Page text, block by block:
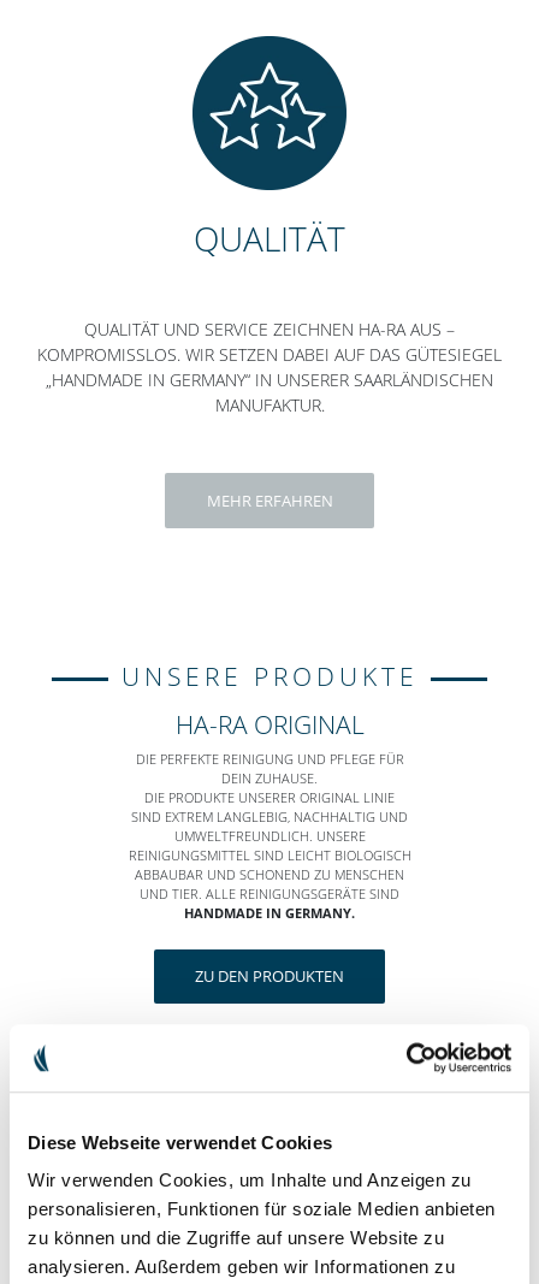
Diese Webseite verwendet Cookies
Wir verwenden Cookies, um Inhalte und Anzeigen zu
personalisieren, Funktionen für soziale Medien anbieten
zu können und die Zugriffe auf unsere Website zu
analysieren. Außerdem geben wir Informationen zu
QUALITÄT
QUALITÄT UND SERVICE ZEICHNEN HA-RA AUS –
KOMPROMISSLOS. WIR SETZEN DABEI AUF DAS GÜTESIEGEL
„HANDMADE IN GERMANY“ IN UNSERER SAARLÄNDISCHEN
MANUFAKTUR.
MEHR ERFAHREN
UNSERE PRODUKTE
HA-RA ORIGINAL
DIE PERFEKTE REINIGUNG UND PFLEGE FÜR
DEIN ZUHAUSE.
DIE PRODUKTE UNSERER ORIGINAL LINIE
SIND EXTREM LANGLEBIG, NACHHALTIG UND
UMWELTFREUNDLICH. UNSERE
REINIGUNGSMITTEL SIND LEICHT BIOLOGISCH
ABBAUBAR UND SCHONEND ZU MENSCHEN
UND TIER. ALLE REINIGUNGSGERÄTE SIND
HANDMADE IN GERMANY.
ZU DEN PRODUKTEN
HARA NATURALS
STECKST!
UNSERE ZERTIFIZIERTE NATURKOSMETIK AUS
KONTROLLIERT BIOLOGISCHEM ANBAU
BASIERT AUF DEM MAGISCHEN DREIECK DER
NATURHEILKUNDE. SIE WIRKT
AUSGLEICHEND, BERUHIGEND UND
ANREGEND. UNSERE KOSMETIK IST ZU 100%